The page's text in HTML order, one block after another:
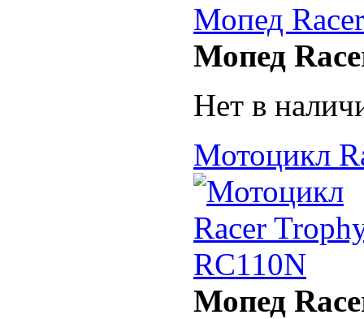
Мопед
Мопед
Нет в
Мотоцикл
Мопед